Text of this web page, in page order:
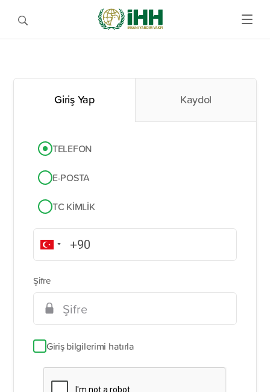
Giriş Yap Kaydol
TELEFON
E-POSTA
TC KIMLIK
Şifre
Giriş bilgilerimi hatırla